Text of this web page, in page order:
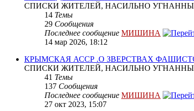
СПИСКИ ЖИТЕЛЕЙ, НАСИЛЬНО
14 Темы
29 Сообщения
Последнее сообщение МИШИНА
14 мар 2026, 18:12
КРЫМСКАЯ АССР .О ЗВЕРСТВАХ
СПИСКИ ЖИТЕЛЕЙ, НАСИЛЬНО
41 Темы
137 Сообщения
Последнее сообщение МИШИНА
27 окт 2023, 15:07